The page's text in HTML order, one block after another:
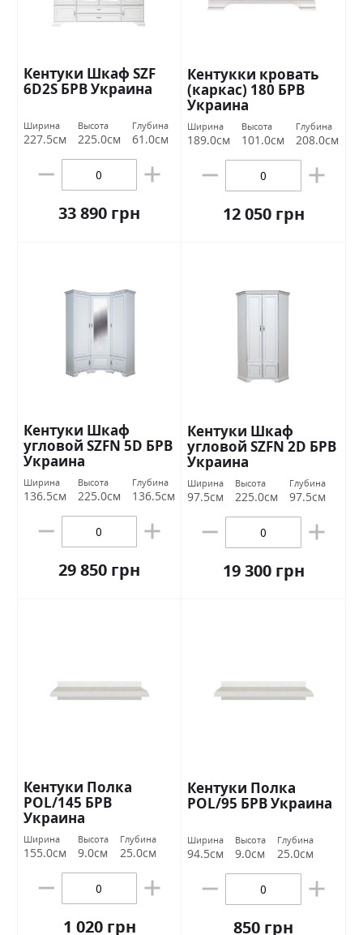
Кентуки Шкаф SZF
6D2S БРВ Украина
Ширина
227.5см
Высота
225.0см
Глубина
61.0см
33 890 грн
Кентукки кровать
(каркас) 180 БРВ
Украина
Ширина
189.0см
Высота
101.0см
Глубина
208.0см
12 050 грн
Кентуки Шкаф
угловой SZFN 5D БРВ
​​Украина
Ширина
136.5см
Высота
225.0см
Глубина
136.5см
29 850 грн
Кентуки Шкаф
угловой SZFN 2D БРВ ​​
Украина
Ширина
97.5см
Высота
225.0см
Глубина
97.5см
19 300 грн
Кентуки Полка
POL/145 БРВ
Украина
Ширина
155.0см
Высота
9.0см
Глубина
25.0см
1 020 грн
Кентуки Полка
POL/95 БРВ Украина
Ширина
94.5см
Высота
9.0см
Глубина
25.0см
850 грн